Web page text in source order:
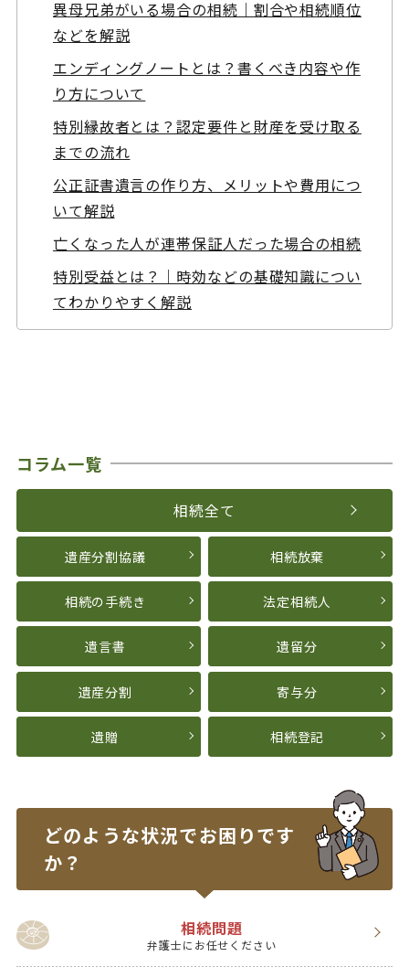
異母兄弟がいる場合の相続｜割合や相続順位
などを解説
エンディングノートとは？書くべき内容や作
り方について
特別縁故者とは？認定要件と財産を受け取る
までの流れ
公正証書遺言の作り方、メリットや費用につ
いて解説
亡くなった人が連帯保証人だった場合の相続
特別受益とは？｜時効などの基礎知識につい
てわかりやすく解説
コラム一覧
相続全て
遺産分割協議 相続放棄
相続の手続き 法定相続人
遺言書 遺留分
遺産分割 寄与分
遺贈 相続登記
どのような状況でお困りです
か？
相続問題
弁護士にお任せください